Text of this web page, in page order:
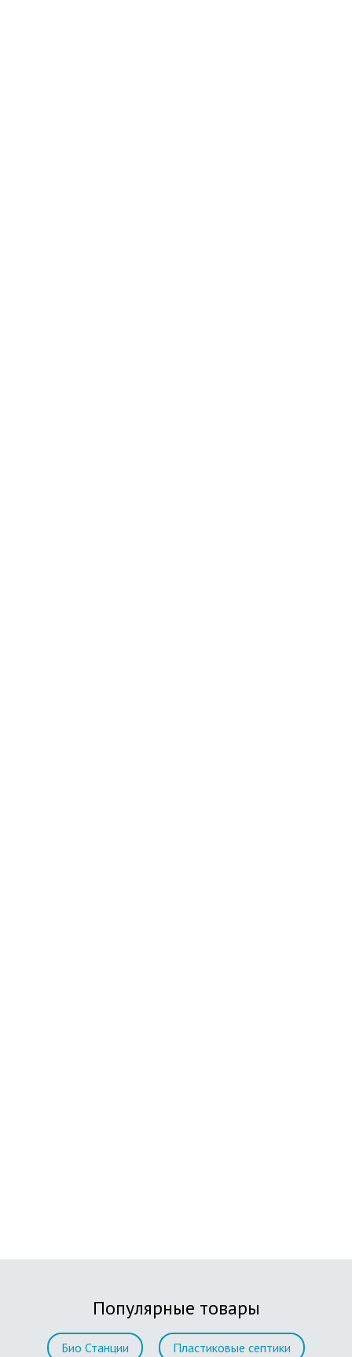
Популярные товары
Био Станции Пластиковые септики